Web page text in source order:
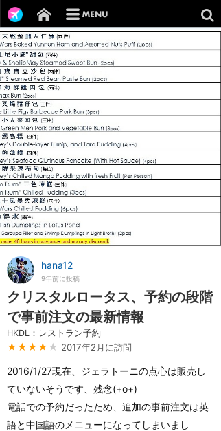
hana12
9年前に投稿
クリスタルロータス、予約の段階
で事前注文の最新情報
HKDL：レストラン予約
★★★★ ★ 2017年2月に訪問
2016/1/27現在、ジェラトーニの点心は販売し
ていないそうです、残念(+o+)
電話での予約だったため、追加の事前注文は英
語と中国語のメニューになってしまいまし